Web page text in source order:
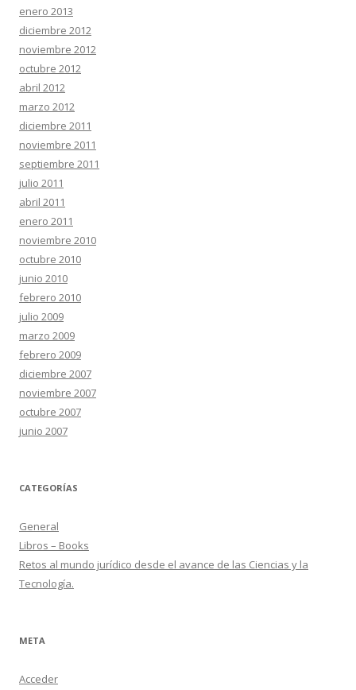
enero 2013
diciembre 2012
noviembre 2012
octubre 2012
abril 2012
marzo 2012
diciembre 2011
noviembre 2011
septiembre 2011
julio 2011
abril 2011
enero 2011
noviembre 2010
octubre 2010
junio 2010
febrero 2010
julio 2009
marzo 2009
febrero 2009
diciembre 2007
noviembre 2007
octubre 2007
junio 2007
CATEGORÍAS
General
Libros – Books
Retos al mundo jurídico desde el avance de las Ciencias y la
Tecnología.
META
Acceder